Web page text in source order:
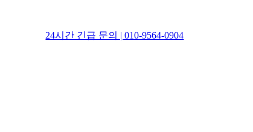
24시간 긴급 문의 | 010-9564-0904